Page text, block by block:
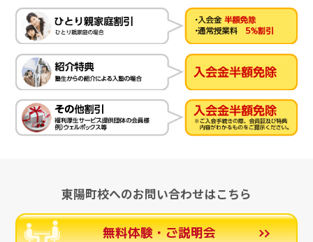
東陽町校へのお問い合わせはこちら
無料体験・ご説明会